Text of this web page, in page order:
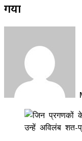
गया
Facebook
LinkedIn
WhatsApp
Telegram